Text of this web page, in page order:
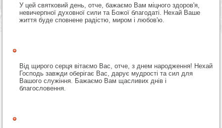
У цей святковий день, отче, бажаємо Вам міцного здоров'я,
невичерпної духовної сили та Божої благодаті. Нехай Ваше
життя буде сповнене радістю, миром і любов'ю.
Від щирого серця вітаємо Вас, отче, з днем народження! Нехай
Господь завжди оберігає Вас, дарує мудрості та сил для
Вашого служіння. Бажаємо Вам щасливих днів і
благословення.